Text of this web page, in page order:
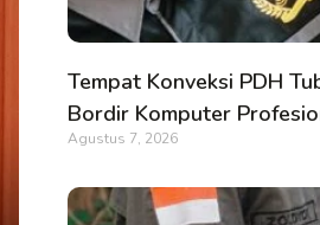
Tempat Konveksi PDH
Bordir Komputer
Agustus 7, 2026